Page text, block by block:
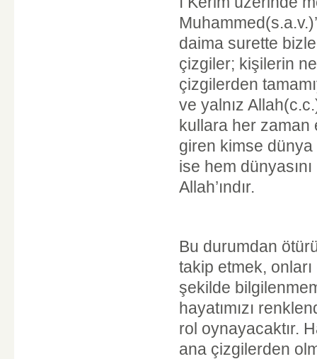
daima surette
çizgiler; kişilerin
çizgilerden
ve yalnız
kullara her zaman
giren kimse
ise hem
Allah’ındır.
Bu durumdan
takip etmek,
şekilde
hayatımızı
rol oynayacaktır.
ana çizgilerden